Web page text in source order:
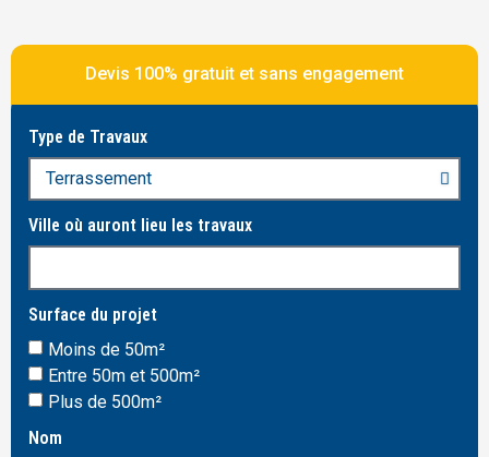
Devis 100% gratuit et sans engagement
Type de Travaux
Ville où auront lieu les travaux
Surface du projet
Moins de 50m²
Entre 50m et 500m²
Plus de 500m²
Nom